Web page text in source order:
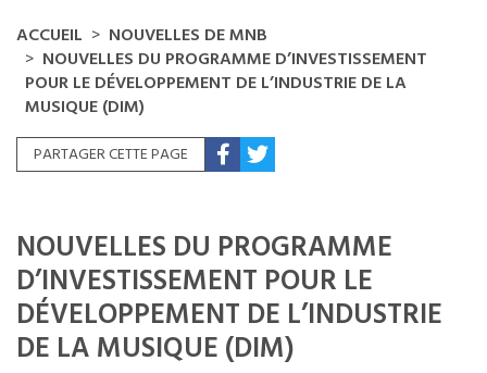
ACCUEIL
NOUVELLES DE MNB
NOUVELLES DU PROGRAMME D’INVESTISSEMENT
POUR LE DÉVELOPPEMENT DE L’INDUSTRIE DE LA
MUSIQUE (DIM)
PARTAGER CETTE PAGE
NOUVELLES DU PROGRAMME
D’INVESTISSEMENT POUR LE
DÉVELOPPEMENT DE L’INDUSTRIE
DE LA MUSIQUE (DIM)